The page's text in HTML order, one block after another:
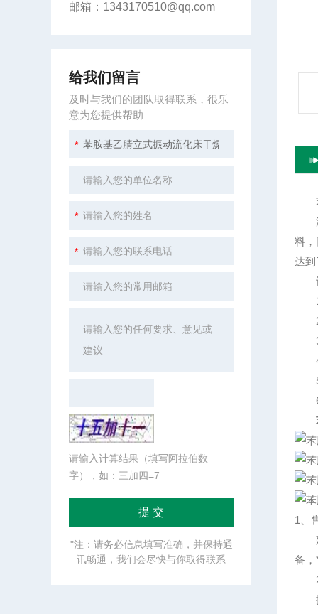
苯
湿
料
达到
设
1.
2.
3.
4.
5.
6.
1、
建
备，
2
提
邮箱：1343170510@qq.com
给我们留言
及时与我们的团队取得联系，很乐
意为您提供帮助
请输入计算结果（填写阿拉伯数
字），如：三加四=7
"注：请务必信息填写准确，并保持通
讯畅通，我们会尽快与你取得联系